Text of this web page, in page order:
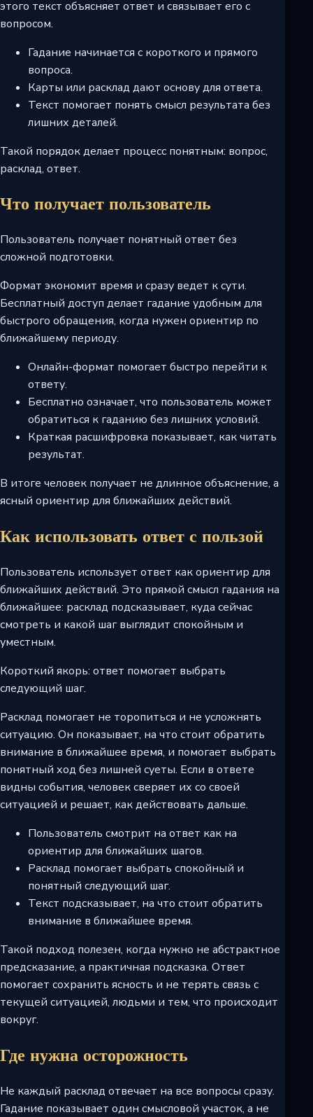
этого текст объясняет ответ и связывает его с
вопросом.
Гадание начинается с короткого и прямого
вопроса.
Карты или расклад дают основу для ответа.
Текст помогает понять смысл результата без
лишних деталей.
Такой порядок делает процесс понятным: вопрос,
расклад, ответ.
Что получает пользователь
Пользователь получает понятный ответ без
сложной подготовки.
Формат экономит время и сразу ведет к сути.
Бесплатный доступ делает гадание удобным для
быстрого обращения, когда нужен ориентир по
ближайшему периоду.
Онлайн-формат помогает быстро перейти к
ответу.
Бесплатно означает, что пользователь может
обратиться к гаданию без лишних условий.
Краткая расшифровка показывает, как читать
результат.
В итоге человек получает не длинное объяснение, а
ясный ориентир для ближайших действий.
Как использовать ответ с пользой
Пользователь использует ответ как ориентир для
ближайших действий. Это прямой смысл гадания на
ближайшее: расклад подсказывает, куда сейчас
смотреть и какой шаг выглядит спокойным и
уместным.
Короткий якорь: ответ помогает выбрать
следующий шаг.
Расклад помогает не торопиться и не усложнять
ситуацию. Он показывает, на что стоит обратить
внимание в ближайшее время, и помогает выбрать
понятный ход без лишней суеты. Если в ответе
видны события, человек сверяет их со своей
ситуацией и решает, как действовать дальше.
Пользователь смотрит на ответ как на
ориентир для ближайших шагов.
Расклад помогает выбрать спокойный и
понятный следующий шаг.
Текст подсказывает, на что стоит обратить
внимание в ближайшее время.
Такой подход полезен, когда нужно не абстрактное
предсказание, а практичная подсказка. Ответ
помогает сохранить ясность и не терять связь с
текущей ситуацией, людьми и тем, что происходит
вокруг.
Где нужна осторожность
Не каждый расклад отвечает на все вопросы сразу.
Гадание показывает один смысловой участок, а не